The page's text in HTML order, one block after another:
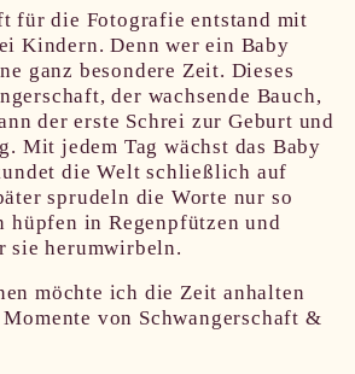
für die Fotografie entstand mit
Kindern. Denn wer ein Baby
ganz besondere Zeit. Dieses
der wachsende Bauch,
der erste Schrei zur Geburt und
Mit jedem Tag wächst das Baby
die Welt schließlich auf
sprudeln die Worte nur so
hüpfen in Regenpfützen und
sie herumwirbeln.
möchte ich die Zeit anhalten
von Schwangerschaft &